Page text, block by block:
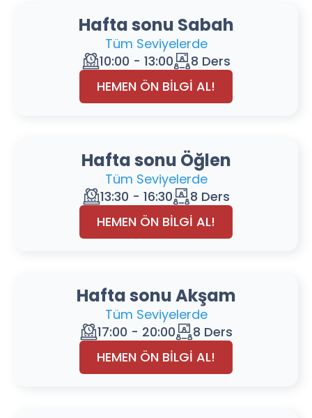
Hafta sonu Sabah
Tüm Seviyelerde
10:00 - 13:00
8 Ders
HEMEN ÖN BİLGİ AL!
Hafta sonu Öğlen
Tüm Seviyelerde
13:30 - 16:30
8 Ders
HEMEN ÖN BİLGİ AL!
Hafta sonu Akşam
Tüm Seviyelerde
17:00 - 20:00
8 Ders
HEMEN ÖN BİLGİ AL!